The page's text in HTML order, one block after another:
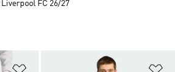
Añadir a la lista de deseos
FC 26/27